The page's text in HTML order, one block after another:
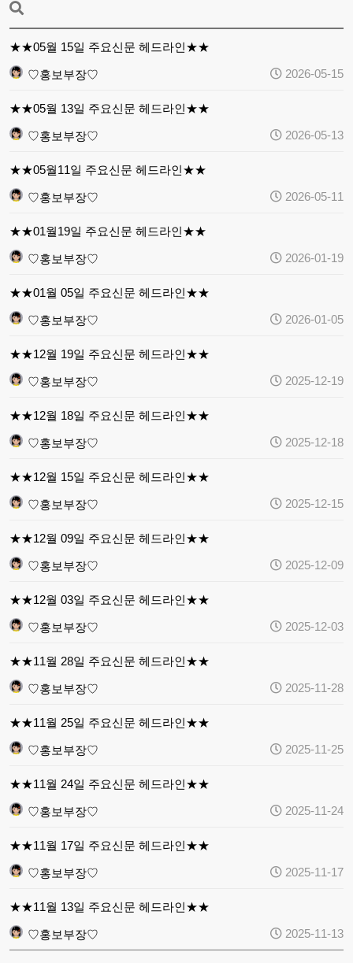
★★05월 15일 주요신문 헤드라인★★
♡홍보부장♡ 2026-05-15
★★05월 13일 주요신문 헤드라인★★
♡홍보부장♡ 2026-05-13
★★05월11일 주요신문 헤드라인★★
♡홍보부장♡ 2026-05-11
★★01월19일 주요신문 헤드라인★★
♡홍보부장♡ 2026-01-19
★★01월 05일 주요신문 헤드라인★★
♡홍보부장♡ 2026-01-05
★★12월 19일 주요신문 헤드라인★★
♡홍보부장♡ 2025-12-19
★★12월 18일 주요신문 헤드라인★★
♡홍보부장♡ 2025-12-18
★★12월 15일 주요신문 헤드라인★★
♡홍보부장♡ 2025-12-15
★★12월 09일 주요신문 헤드라인★★
♡홍보부장♡ 2025-12-09
★★12월 03일 주요신문 헤드라인★★
♡홍보부장♡ 2025-12-03
★★11월 28일 주요신문 헤드라인★★
♡홍보부장♡ 2025-11-28
★★11월 25일 주요신문 헤드라인★★
♡홍보부장♡ 2025-11-25
★★11월 24일 주요신문 헤드라인★★
♡홍보부장♡ 2025-11-24
★★11월 17일 주요신문 헤드라인★★
♡홍보부장♡ 2025-11-17
★★11월 13일 주요신문 헤드라인★★
♡홍보부장♡ 2025-11-13